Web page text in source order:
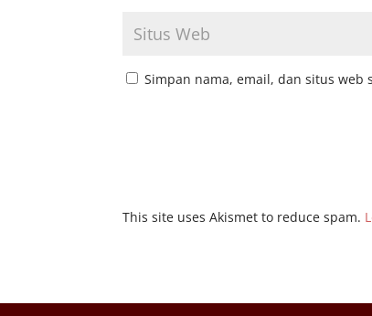
Simpan nama, email, dan situs
This site uses Akismet to reduce spam.